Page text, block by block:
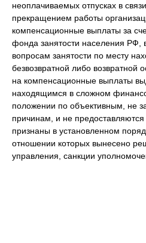
неоплачиваемых отпусках в
прекращением работы
компенсационные выплаты за
фонда занятости населения
вопросам занятости по месту
безвозвратной либо возвратной
на компенсационные выплаты
находящимся в сложном
положении по объективным, не
причинам, и не
признаны в установленном
отношении которых вынесено
управления, санкции